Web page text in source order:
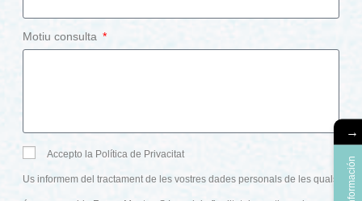
Motiu consulta
Accepto la Política de Privacitat
Us informem del tractament de les vostres dades personals de les quals
→